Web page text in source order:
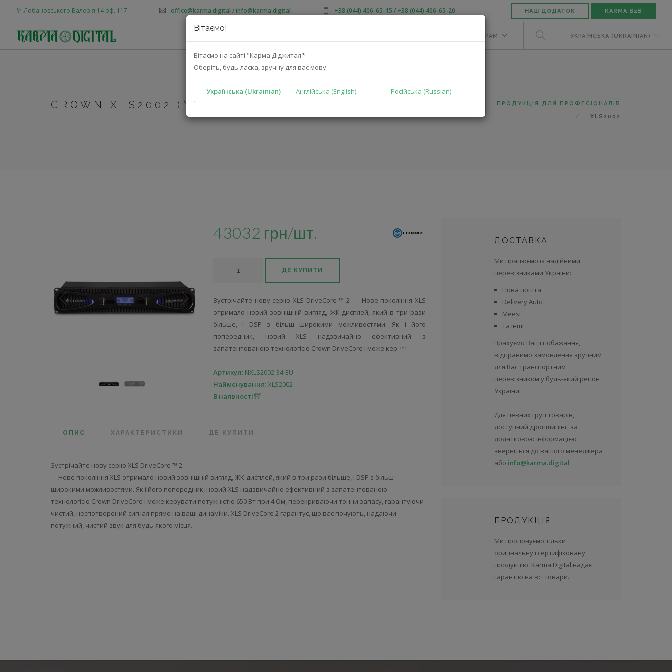
Вітаємо!
Вітаємо на сайті "Карма Діджитал"!
Оберіть, будь-ласка, зручну для вас мову:
Українська (Ukrainian) Англійська (English)
Російська (Russian)
`
Лобановського Валерія 14 оф. 117 office@karma.digital /info@karma.digital +38 (044) 406-65-15 / +38 (044) 406-65-20 НАШ ДОДАТОК KARMA B2B
ДИЛЕРАМ УКРАЇНСЬКА (UKRAINIAN)
CROWN XLS2002 (NXLS2002-34-EU)
ПРОДУКЦІЯ ДЛЯ ПРОФЕСІОНАЛІВ
XLS2002
43032 грн/шт.
ДЕ КУПИТИ
Зустрічайте нову серію XLS DriveCore ™ 2 Нове покоління XLS
отримало новий зовнішній вигляд, ЖК-дисплей, який в три рази
більше, і DSP з більш широкими можливостями. Як і його
попередник, новий XLS надзвичайно ефективний з
запатентованою технологією Crown DriveCore і може кер
Артикул: NXLS2002-34-EU
Найменування:XLS2002
В наявності
ОПИС ХАРАКТЕРИСТИКИ ДЕ КУПИТИ
Зустрічайте нову серію XLS DriveCore ™ 2
Нове покоління XLS отримало новий зовнішній вигляд, ЖК-дисплей, який в три рази більше, і DSP з більш
широкими можливостями. Як і його попередник, новий XLS надзвичайно ефективний з запатентованою
технологією Crown DriveCore і може керувати потужністю 650 Вт при 4 Ом, перекриваючи тонни запасу, гарантуючи
чистий, неспотворений сигнал прямо на ваші динаміки. XLS DriveCore 2 гарантує, що вас почують, надаючи
потужний, чистий звук для будь-якого місця.
ДОСТАВКА
Ми працюємо із надійними
перевізниками України:
Нова пошта
Delivery Auto
Meest
та інші
Врахуємо Ваші побажання,
відправимо замовлення зручним
для Вас транспортним
перевізником у будь-який регіон
України.
Для певних груп товарів,
доступний дропшипінг, за
додатковою інформацією
зверніться до вашого менеджера
або info@karma.digital
ПРОДУКЦІЯ
Ми пропонуємо тільки
оригінальну і сертифіковану
продукцію. Karma.Digital надає
гарантію на всі товари.